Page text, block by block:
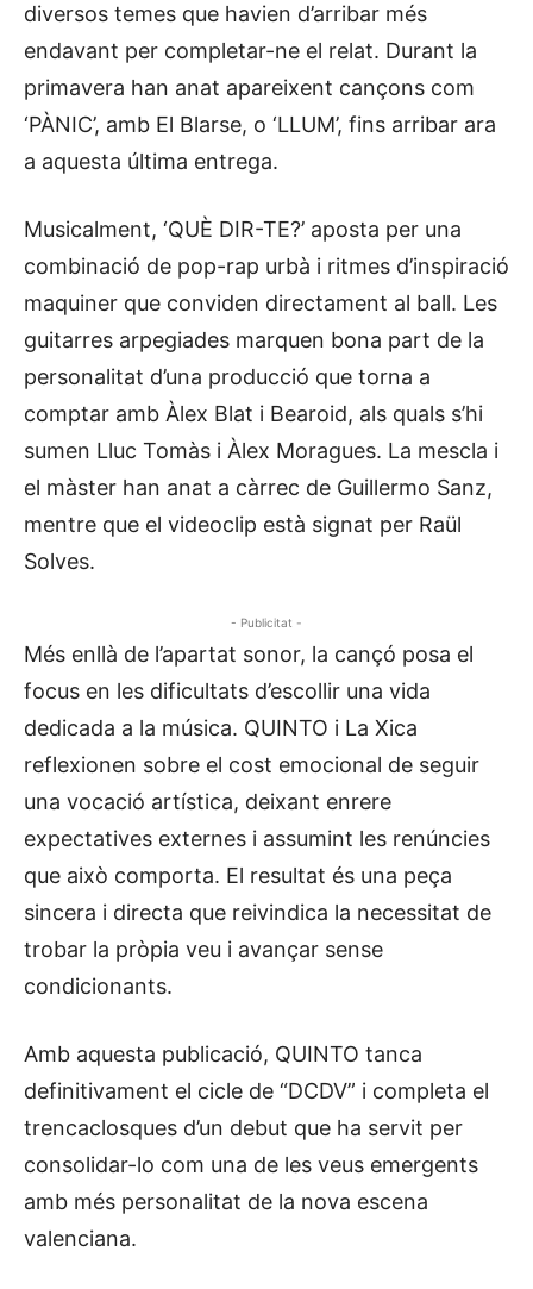
diversos temes que havien d’arribar més
endavant per completar-ne el relat. Durant la
primavera han anat apareixent cançons com
‘PÀNIC’, amb El Blarse, o ‘LLUM’, fins arribar ara
a aquesta última entrega.
Musicalment, ‘QUÈ DIR-TE?’ aposta per una
combinació de pop-rap urbà i ritmes d’inspiració
maquiner que conviden directament al ball. Les
guitarres arpegiades marquen bona part de la
personalitat d’una producció que torna a
comptar amb Àlex Blat i Bearoid, als quals s’hi
sumen Lluc Tomàs i Àlex Moragues. La mescla i
el màster han anat a càrrec de Guillermo Sanz,
mentre que el videoclip està signat per Raül
Solves.
- Publicitat -
Més enllà de l’apartat sonor, la cançó posa el
focus en les dificultats d’escollir una vida
dedicada a la música. QUINTO i La Xica
reflexionen sobre el cost emocional de seguir
una vocació artística, deixant enrere
expectatives externes i assumint les renúncies
que això comporta. El resultat és una peça
sincera i directa que reivindica la necessitat de
trobar la pròpia veu i avançar sense
condicionants.
Amb aquesta publicació, QUINTO tanca
definitivament el cicle de “DCDV” i completa el
trencaclosques d’un debut que ha servit per
consolidar-lo com una de les veus emergents
amb més personalitat de la nova escena
valenciana.